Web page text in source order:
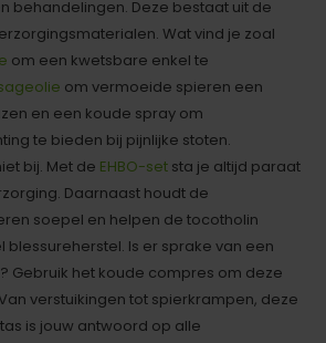
behandelingen. Deze bestaat uit de
Wat vind je zoal
om een kwetsbare enkel te
om vermoeide spieren een
en een koude spray om
te bieden bij pijnlijke stoten.
bij. Met de EHBO-set sta je altijd paraat
Daarnaast houdt de
soepel en helpen de tocotholin
blessureherstel. Is er sprake van een
Gebruik het koude compres om deze
verstuikingen tot spierkrampen, deze
is jouw antwoord op alle